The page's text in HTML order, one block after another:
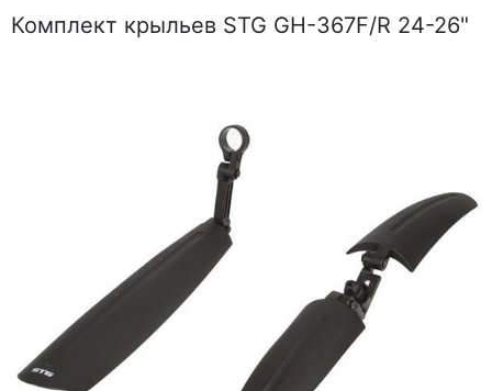
Комплект крыльев STG GH-367F/R 24-26"